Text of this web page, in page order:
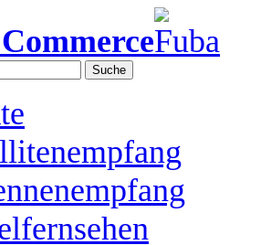
Suche